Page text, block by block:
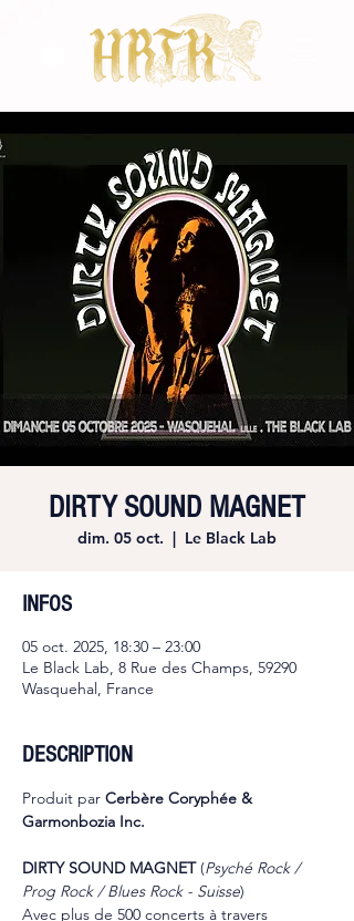
DIRTY SOUND MAGNET
dim. 05 oct.
  |
Le Black Lab
INFOS
05 oct. 2025, 18:30 – 23:00
Le Black Lab, 8 Rue des Champs, 59290
Wasquehal, France
DESCRIPTION
Produit par Cerbère Coryphée &
Garmonbozia Inc.
DIRTY SOUND MAGNET (Psyché Rock /
Prog Rock / Blues Rock - Suisse)
Avec plus de 500 concerts à travers